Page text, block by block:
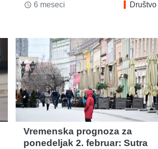
access_time 6 meseci Društvo
Vremenska prognoza za
ponedeljak 2. februar: Sutra